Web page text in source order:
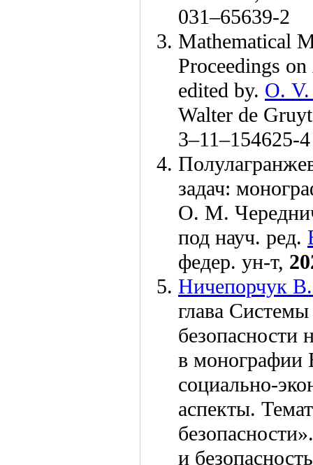
031–65639-2
Mathematical
Proceedings
edited by. O.
Walter de
3–11–154625-4
задач:
О. М.
под науч. ред.
федер. ун-т,
Ничепорчук
глава
безопасности
в монографии
социально-
аспекты.
и